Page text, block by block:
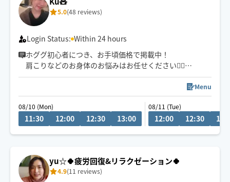
※他店舗での勤務もあり、施術中は返信や承諾が遅くな
りますのでご了承ください🙇
5.0(48 reviews)
Login Status: Within 24 hours
ホググ初心者につき、お手頃価格で掲載中！
肩こりなどのお身体のお悩みはお任せください💁‍♀️
愛知県での施術の方は90分〜のご予約でお願いしており
Menu
08/10 (Mon)
11:30 12:00 12:30 13:00
08/11 (Tue)
12:00 12:30
yu☆🍀疲労回復&リラクゼーション🍀
4.9(11 reviews)